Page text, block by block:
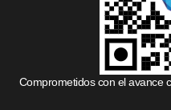
Comprometidos con el avance